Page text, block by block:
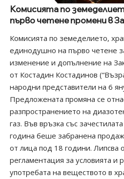
Комисията по
първо четене промени в
Комисията по земеделието,
единодушно на първо четене
изменение и допълнение на
от Костадин Костадинов
народни представители на 6
Предложената промяна се
разпространението на
газ. Във връзка със
година беше забранена
от лица под 18 години. Липсва
регламентация за условията и
употребата на веществото в